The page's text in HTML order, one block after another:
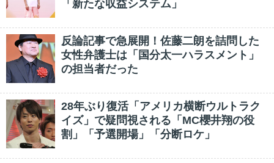
「新たな収益システム」
反論記事で急展開！佐藤二朗を詰問した
女性弁護士は「国分太一ハラスメント」
の担当者だった
28年ぶり復活「アメリカ横断ウルトラク
イズ」で疑問視される「MC櫻井翔の役
割」「予選開場」「分断ロケ」